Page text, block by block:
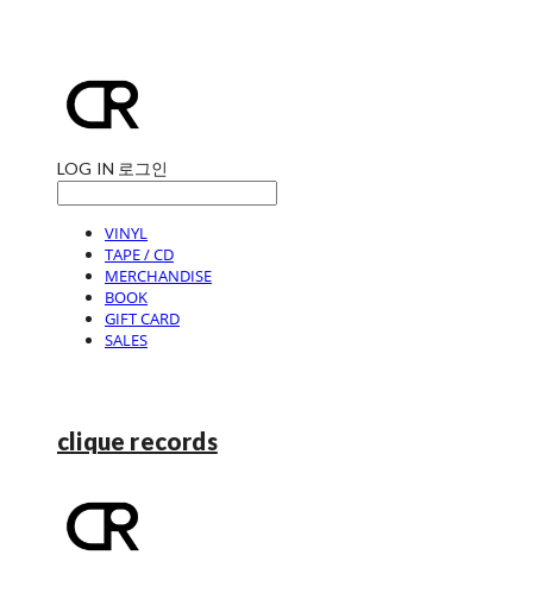
LOG IN 로그인
VINYL
TAPE / CD
MERCHANDISE
BOOK
GIFT CARD
SALES
clique records